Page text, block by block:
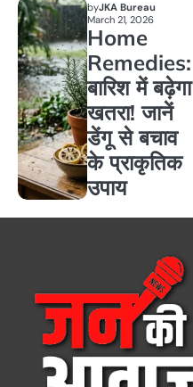
byJKA Bureau
March 21, 2026
Home
Remedies:
बारिश में बढ़ेगा
खतरा! जानें
डेंगू से बचाव
के प्राकृतिक
उपाय